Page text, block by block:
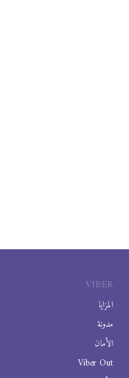
VIBER
المزايا
مدونة
الأمان
Viber Out